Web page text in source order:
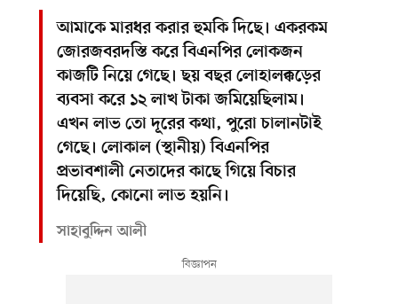
আমাকে মারধর করার হুমকি দিছে। একরকম
জোরজবরদস্তি করে বিএনপির লোকজন
কাজটি নিয়ে গেছে। ছয় বছর লোহালক্কড়ের
ব্যবসা করে ১২ লাখ টাকা জমিয়েছিলাম।
এখন লাভ তো দূরের কথা, পুরো চালানটাই
গেছে। লোকাল (স্থানীয়) বিএনপির
প্রভাবশালী নেতাদের কাছে গিয়ে বিচার
দিয়েছি, কোনো লাভ হয়নি।
সাহাবুদ্দিন আলী